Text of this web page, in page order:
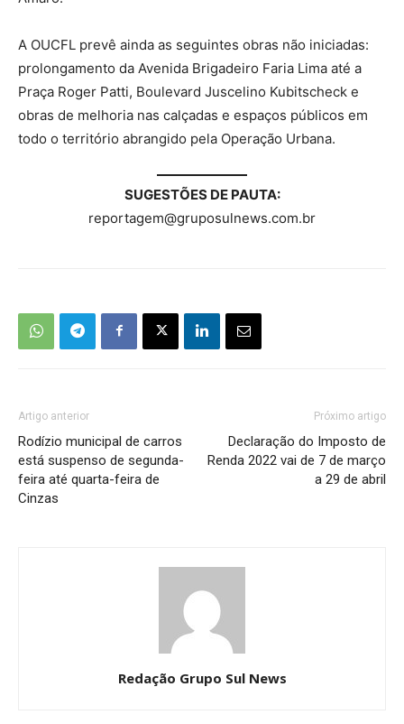
A OUCFL prevê ainda as seguintes obras não iniciadas:
prolongamento da Avenida Brigadeiro Faria Lima até a
Praça Roger Patti, Boulevard Juscelino Kubitscheck e
obras de melhoria nas calçadas e espaços públicos em
todo o território abrangido pela Operação Urbana.
SUGESTÕES DE PAUTA:
reportagem@gruposulnews.com.br
Artigo anterior
Rodízio municipal de carros
está suspenso de segunda-
feira até quarta-feira de
Cinzas
Próximo artigo
Declaração do Imposto de
Renda 2022 vai de 7 de março
a 29 de abril
Redação Grupo Sul News